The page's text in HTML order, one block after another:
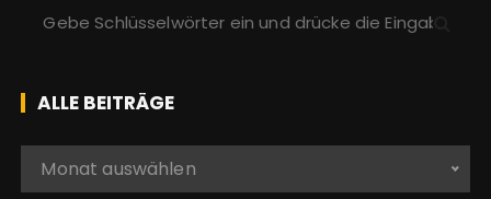
h
e
n
ALLE BEITRÄGE
Monat auswählen